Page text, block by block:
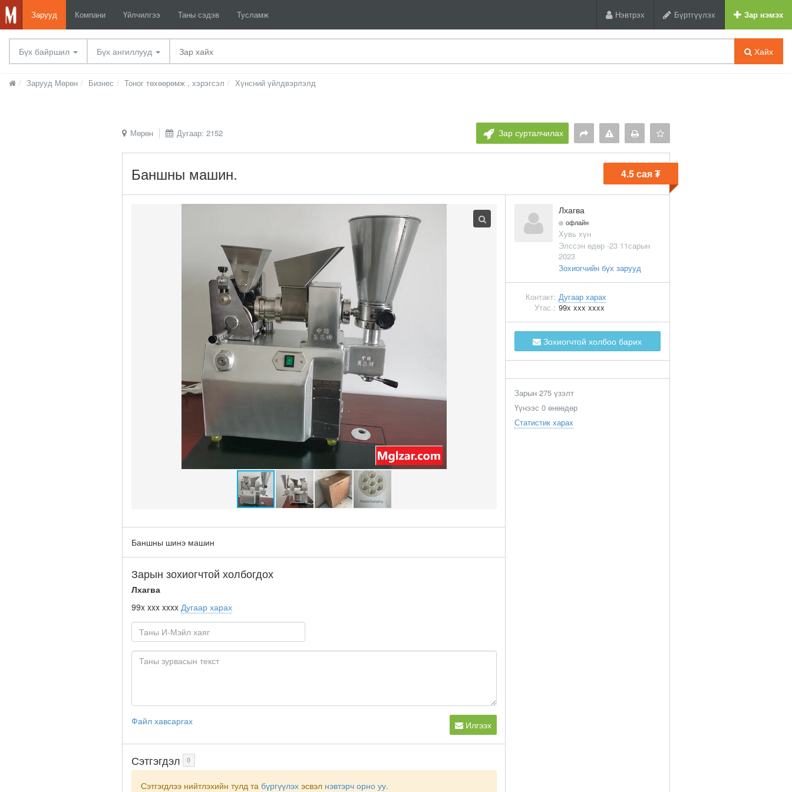
Зарууд Компани Үйлчилгээ Таны сэдэв Тусламж Нэвтрэх Бүртгүүлэх Зар нэмэх
Бүх байршил Бүх ангиллууд Хайх
Зарууд Мөрөн Бизнес Тоног төхөөрөмж , хэрэгсэл Хүнсний үйлдвэрлэлд
Мөрөн Дугаар: 2152 Зар сурталчилах
Баншны машин. 4.5 сая ₮
Баншны шинэ машин
Зарын зохиогчтой холбогдох
Лхагва
99x xxx xxxx Дугаар харах
Файл хавсаргах Илгээх
Сэтгэгдэл 0
Сэтгэгдлээ нийтлэхийн тулд та бүргүүлэх эсвэл нэвтэрч орно уу.
Лхагва
офлайн
Хувь хүн
Элссэн өдөр -23 11сарын
2023
Зохиогчийн бүх зарууд
Контакт: Дугаар харах
Утас.: 99x xxx xxxx
Зохиогчтой холбоо барих
Зарын 275 үзэлт
Үүнээс 0 өнөөдөр
Статистик харах